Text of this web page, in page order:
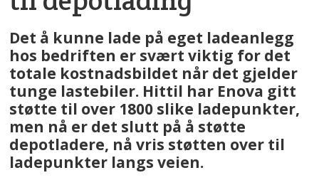
Det å kunne lade på eget ladeanlegg
hos bedriften er svært viktig for det
totale kostnadsbildet når det gjelder
tunge lastebiler. Hittil har Enova gitt
støtte til over 1800 slike ladepunkter,
men nå er det slutt på å støtte
depotladere, nå vris støtten over til
ladepunkter langs veien.